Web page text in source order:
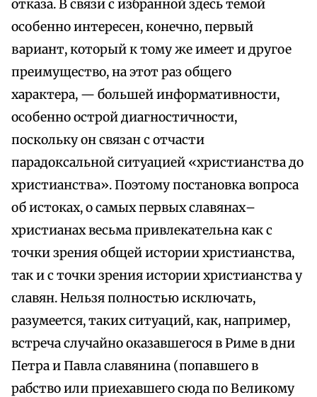
отказа. В связи с избранной здесь темой
особенно интересен, конечно, первый
вариант, который к тому же имеет и другое
преимущество, на этот раз общего
характера, — большей информативности,
особенно острой диагностичности,
поскольку он связан с отчасти
парадоксальной ситуацией «христианства до
христианства». Поэтому постановка вопроса
об истоках, о самых первых славянах–
христианах весьма привлекательна как с
точки зрения общей истории христианства,
так и с точки зрения истории христианства у
славян. Нельзя полностью исключать,
разумеется, таких ситуаций, как, например,
встреча случайно оказавшегося в Риме в дни
Петра и Павла славянина (попавшего в
рабство или приехавшего сюда по Великому